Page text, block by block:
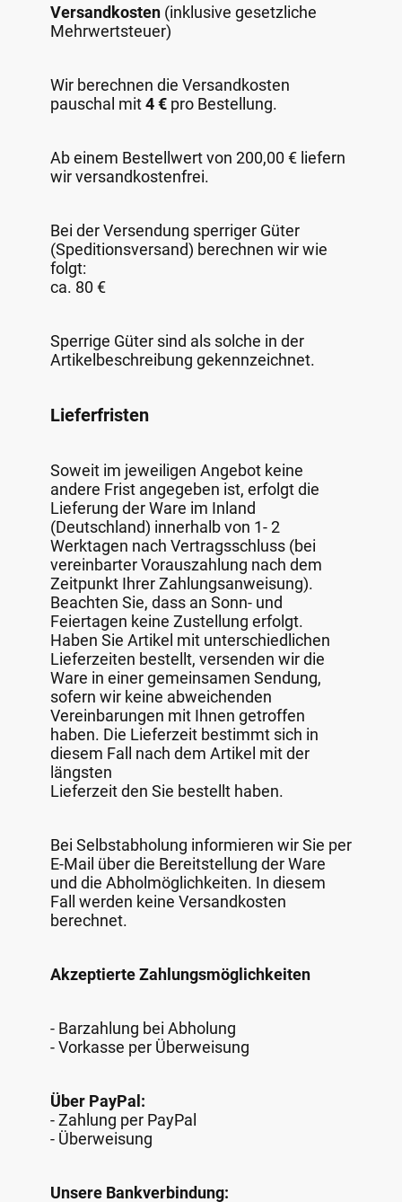
Versandkosten (inklusive gesetzliche
Mehrwertsteuer)
Wir berechnen die Versandkosten
pauschal mit4 € pro Bestellung.
Ab einem Bestellwert von 200,00 € liefern
wir versandkostenfrei.
Bei der Versendung sperriger Güter
(Speditionsversand) berechnen wir wie
folgt:
ca. 80 €
Sperrige Güter sind als solche in der
Artikelbeschreibung gekennzeichnet.
Lieferfristen
Soweit im jeweiligen Angebot keine
andere Frist angegeben ist, erfolgt die
Lieferung der Ware im Inland
(Deutschland) innerhalb von 1- 2
Werktagen nach Vertragsschluss (bei
vereinbarter Vorauszahlung nach dem
Zeitpunkt Ihrer Zahlungsanweisung).
Beachten Sie, dass an Sonn- und
Feiertagen keine Zustellung erfolgt.
Haben Sie Artikel mit unterschiedlichen
Lieferzeiten bestellt, versenden wir die
Ware in einer gemeinsamen Sendung,
sofern wir keine abweichenden
Vereinbarungen mit Ihnen getroffen
haben. Die Lieferzeit bestimmt sich in
diesem Fall nach dem Artikel mit der
längsten
Lieferzeit den Sie bestellt haben.
Bei Selbstabholung informieren wir Sie per
E-Mail über die Bereitstellung der Ware
und die Abholmöglichkeiten. In diesem
Fall werden keine Versandkosten
berechnet.
Akzeptierte Zahlungsmöglichkeiten
- Barzahlung bei Abholung
- Vorkasse per Überweisung
Über PayPal:
- Zahlung per PayPal
- Überweisung
Unsere Bankverbindung: